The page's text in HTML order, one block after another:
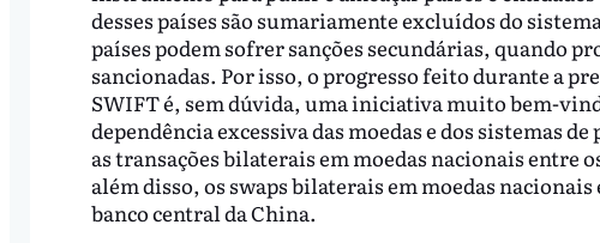
desses países são sumariamente excluídos do
países podem sofrer sanções secundárias, quando
sancionadas. Por isso, o progresso feito durante a
SWIFT é, sem dúvida, uma iniciativa muito bem-
dependência excessiva das moedas e dos sistemas
as transações bilaterais em moedas nacionais entre
além disso, os swaps bilaterais em moedas
banco central da China.